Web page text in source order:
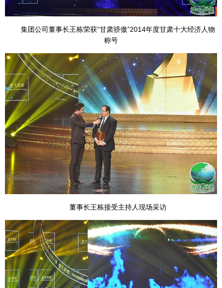
集团公司董事长王栋荣获“甘肃骄傲”2014年度甘肃十大经济人物
称号
董事长王栋接受主持人现场采访